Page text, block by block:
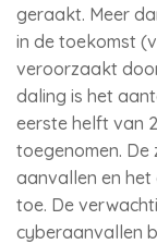
geraakt. Meer
in de toekomst
veroorzaakt
daling is het
eerste helft van
toegenomen.
aanvallen en
toe. De
cyberaanvallen